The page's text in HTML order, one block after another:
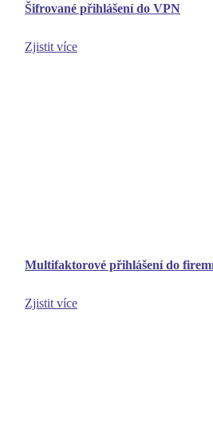
Šifrované přihlášení do VPN
Zjistit více
Multifaktorové přihlášení do
Zjistit více